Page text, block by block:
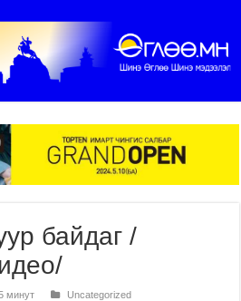
байдаг /
минут Uncategorized